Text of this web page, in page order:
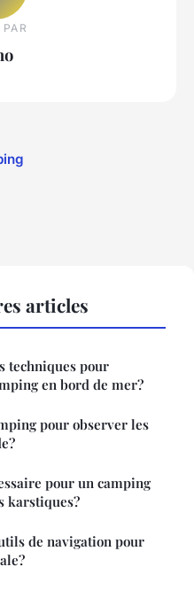
articles
techniques pour
en bord de mer?
pour observer les
pour un camping
karstiques?
de navigation pour